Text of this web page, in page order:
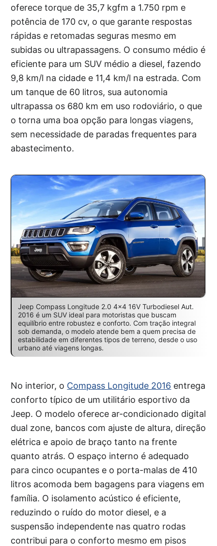
oferece torque de 35,7 kgfm a 1.750 rpm e
potência de 170 cv, o que garante respostas
rápidas e retomadas seguras mesmo em
subidas ou ultrapassagens. O consumo médio é
eficiente para um SUV médio a diesel, fazendo
9,8 km/l na cidade e 11,4 km/l na estrada. Com
um tanque de 60 litros, sua autonomia
ultrapassa os 680 km em uso rodoviário, o que
o torna uma boa opção para longas viagens,
sem necessidade de paradas frequentes para
abastecimento.
Jeep Compass Longitude 2.0 4×4 16V Turbodiesel Aut.
2016 é um SUV ideal para motoristas que buscam
equilíbrio entre robustez e conforto. Com tração integral
sob demanda, o modelo atende bem a quem precisa de
estabilidade em diferentes tipos de terreno, desde o uso
urbano até viagens longas.
No interior, o Compass Longitude 2016 entrega
conforto típico de um utilitário esportivo da
Jeep. O modelo oferece ar-condicionado digital
dual zone, bancos com ajuste de altura, direção
elétrica e apoio de braço tanto na frente
quanto atrás. O espaço interno é adequado
para cinco ocupantes e o porta-malas de 410
litros acomoda bem bagagens para viagens em
família. O isolamento acústico é eficiente,
reduzindo o ruído do motor diesel, e a
suspensão independente nas quatro rodas
contribui para o conforto mesmo em pisos